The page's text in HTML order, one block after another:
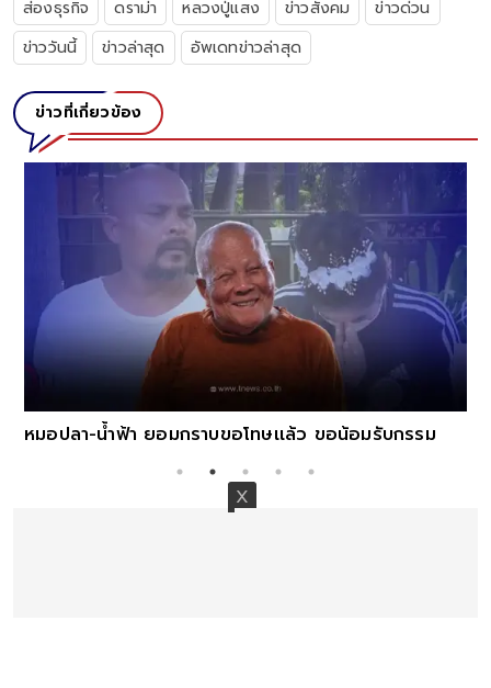
ส่องธุรกิจ
ดราม่า หลวงปู่แสง ข่าวสังคม
ข่าวด่วน
ข่าววันนี้
ข่าวล่าสุด อัพเดทข่าวล่าสุด
ข่าวที่เกี่ยวข้อง
หมอปลา-น้ำฟ้า ยอมกราบขอโทษเเล้ว ขอน้อมรับกรรม